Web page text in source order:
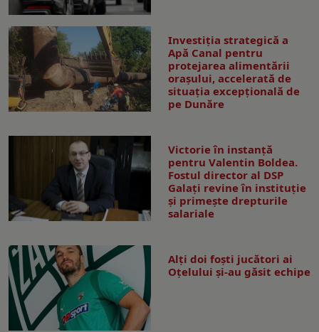
Investiția strategică a
Apă Canal pentru
protejarea alimentării
orașului, accelerată de
situația excepțională de
pe Dunăre
Victorie în instanță
pentru Valentin Boldea.
Fostul director al DSP
Galați revine în instituție
și primește drepturile
salariale
Alți doi foști jucători ai
Oțelului și-au găsit echipe